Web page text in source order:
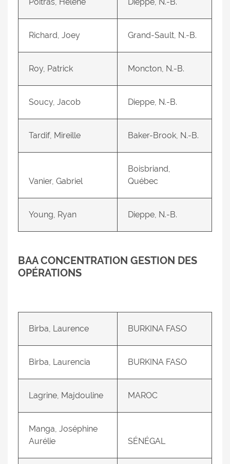
Richard, Joey Grand-Sault, N.-B.
Roy, Patrick Moncton, N.-B.
Soucy, Jacob Dieppe, N.-B.
Tardif, Mireille Baker-Brook, N.-B.
Vanier, Gabriel
Boisbriand,
Québec
Young, Ryan Dieppe, N.-B.
BAA CONCENTRATION GESTION DES
OPÉRATIONS
Birba, Laurence BURKINA FASO
Birba, Laurencia BURKINA FASO
Lagrine, Majdouline MAROC
Manga, Joséphine
Aurélie
SÉNÉGAL